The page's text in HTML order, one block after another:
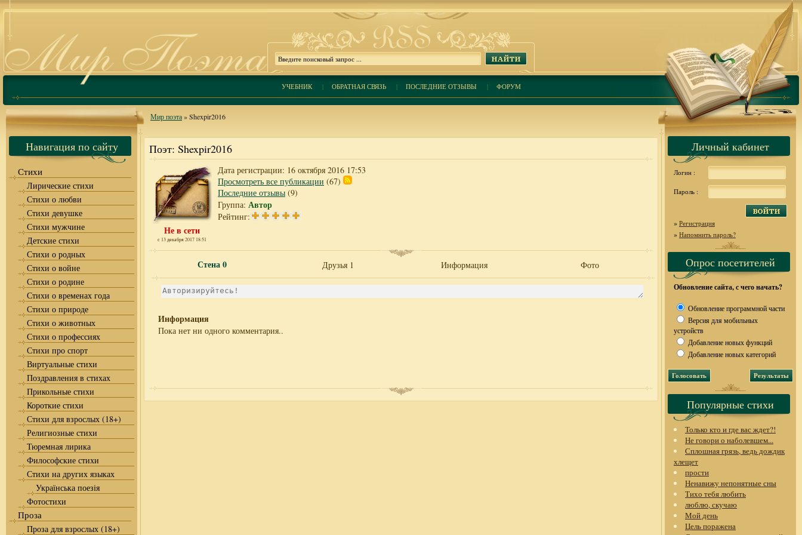
УЧЕБНИК| ОБРАТНАЯ СВЯЗЬ| ПОСЛЕДНИЕ ОТЗЫВЫ | ФОРУМ
Навигация по сайту
Стихи
Лирические стихи
Стихи о любви
Стихи девушке
Стихи мужчине
Детские стихи
Стихи о родных
Стихи о войне
Стихи о родине
Стихи о временах года
Стихи о природе
Стихи о животных
Стихи о профессиях
Стихи про спорт
Виртуальные стихи
Поздравления в стихах
Прикольные стихи
Короткие стихи
Стихи для взрослых (18+)
Религиозные стихи
Тюремная лирика
Философские стихи
Стихи на других языках
Українська поезія
Фотостихи
Проза
Проза для взрослых (18+)
Мир поэта» Shexpir2016
Поэт: Shexpir2016
Не в сети
с 13 декабря 2017 18:51
Дата регистрации: 16 октября 2016 17:53
Просмотреть все публикации (67)
Последние отзывы (9)
Группа: Автор
Рейтинг:
Стена0 Друзья 1 Информация Фото
Информация
Пока нет ни одного комментария..
Личный кабинет
Логин :
Пароль :
» Регистрация
» Напомнить пароль?
Опрос посетителей
Обновление сайта, с чего начать?
Обновление программной части
Версия для мобильных
устройств
Добавление новых функций
Добавление новых категорий
Популярные стихи
Только кто и где вас ждет?!
Не говори о наболевшем...
Сплошная грязь, ведь дождик
хлещет
прости
Ненавижу непонятные сны
Тихо тебя любить
люблю, скучаю
Мой день
Цель поражена